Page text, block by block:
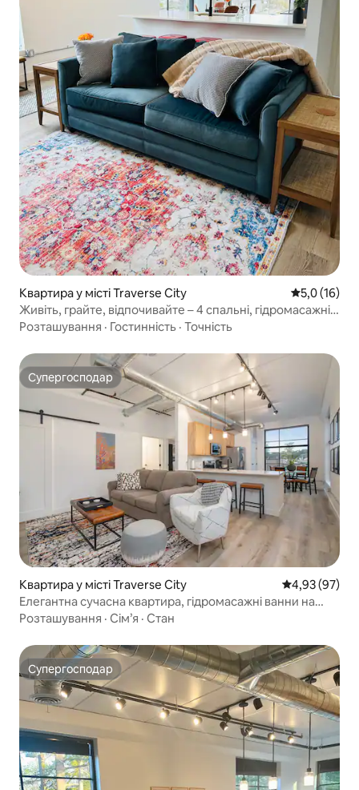
Квартира у місті Traverse City Середня
5,0 (16)
Живіть, грайте, відпочивайте – 4 спальні, гідромасажні
ванни на даху
Розташування · Гостинність · Точність
Супергосподар
Супергосподар
Квартира у місті Traverse City Середня
4,93 (97)
Елегантна сучасна квартира, гідромасажні ванни на
даху, безкоштовне паркування
Розташування · Сім’я · Стан
Супергосподар
Супергосподар